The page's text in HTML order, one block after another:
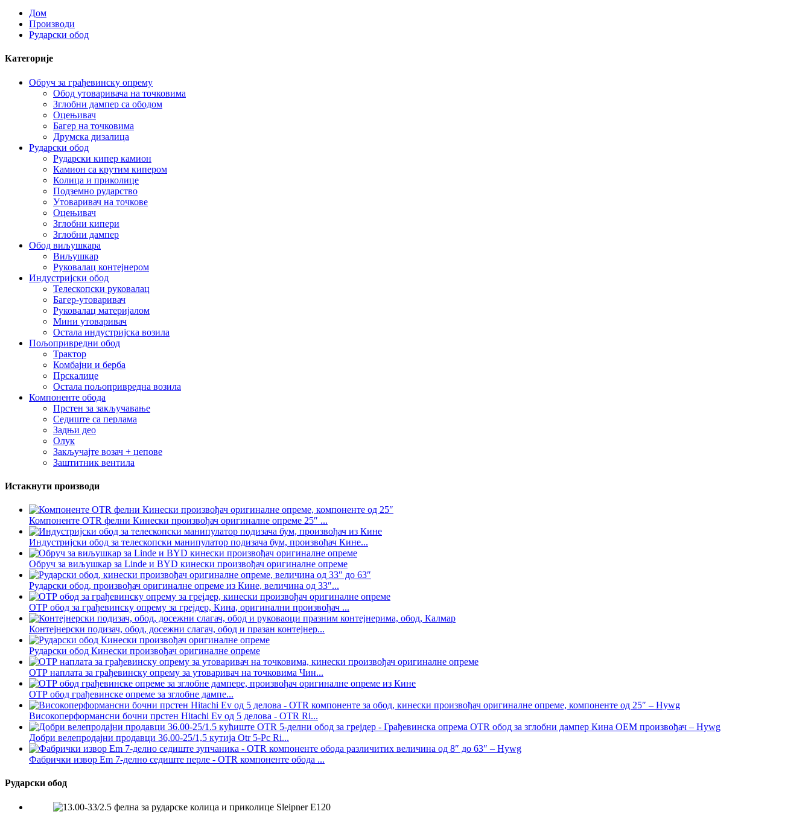
Дом
Производи
Рударски обод
Категорије
Обруч за грађевинску опрему
Обод утоваривача на точковима
Зглобни дампер са ободом
Оцењивач
Багер на точковима
Друмска дизалица
Рударски обод
Рударски кипер камион
Камион са крутим кипером
Колица и приколице
Подземно рударство
Утоваривач на точкове
Оцењивач
Зглобни кипери
Зглобни дампер
Обод виљушкара
Виљушкар
Руковалац контејнером
Индустријски обод
Телескопски руковалац
Багер-утоваривач
Руковалац материјалом
Мини утоваривач
Остала индустријска возила
Пољопривредни обод
Трактор
Комбајни и берба
Прскалице
Остала пољопривредна возила
Компоненте обода
Прстен за закључавање
Седиште са перлама
Задњи део
Олук
Закључајте возач + џепове
Заштитник вентила
Истакнути производи
Компоненте OTR фелни Кинески произвођач оригиналне опреме 25″ ...
Индустријски обод за телескопски манипулатор подизача бум, произвођач Кине...
Обруч за виљушкар за Linde и BYD кинески произвођач оригиналне опреме
Рударски обод, произвођач оригиналне опреме из Кине, величина од 33″...
ОТР обод за грађевинску опрему за грејдер, Кина, оригинални произвођач ...
Контејнерски подизач, обод, досежни слагач, обод и празан контејнер...
Рударски обод Кинески произвођач оригиналне опреме
ОТР наплата за грађевинску опрему за утоваривач на точковима Чин...
ОТР обод грађевинске опреме за зглобне дампе...
Високоперформансни бочни прстен Hitachi Ev од 5 делова - OTR Ri...
Добри велепродајни продавци 36,00-25/1,5 кутија Otr 5-Pc Ri...
Фабрички извор Em 7-делно седиште перле - OTR компоненте обода ...
Рударски обод